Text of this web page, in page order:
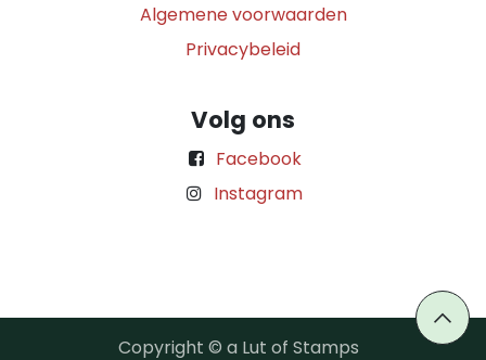
Algemene voorwaarden
Privacybeleid
Volg ons
Facebook
Instagram
Copyright © a Lut of Stamps